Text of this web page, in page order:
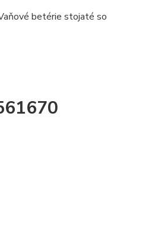
betérie stojaté so